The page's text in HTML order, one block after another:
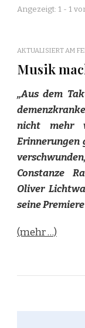
Angezeigt: 1 - 1
AKTUALISIERT AM
Musik
„Aus dem
nicht mehr
Erinnerungen
Constanze
Oliver
seine
(mehr …)